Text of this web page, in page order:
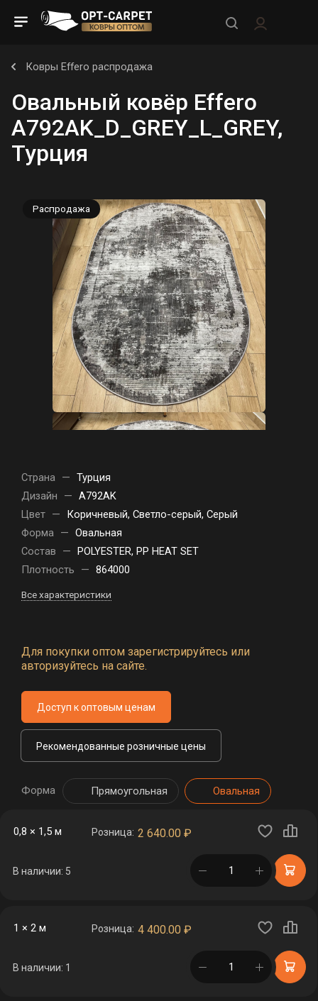
Ковры Effero распродажа
Овальный ковёр Effero
A792AK_D_GREY_L_GREY,
Турция
Распродажа
Страна — Турция
Дизайн
— A792AK
Цвет —
Коричневый, Светло-серый, Серый
Форма — Овальная
Состав
— POLYESTER, PP HEAT SET
Плотность
— 864000
Все характеристики
Для покупки оптом зарегистрируйтесь или
авторизуйтесь на сайте.
Доступ к оптовым ценам
Рекомендованные розничные цены
Форма Прямоугольная Овальная
0,8 × 1,5 м Розница: 2 640.00 ₽
В наличии: 5 в корзине
1 × 2 м Розница: 4 400.00 ₽
В наличии: 1 в корзине